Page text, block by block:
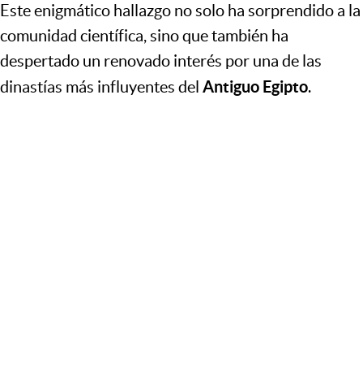
Esteenigmático hallazgo no solo ha sorprendido a la
comunidad científica, sino que también ha
despertado un renovado interés por una de las
dinastías más influyentes del Antiguo Egipto.